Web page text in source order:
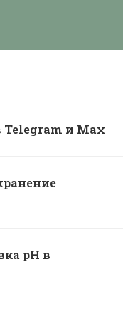
Telegram и Max
рН в